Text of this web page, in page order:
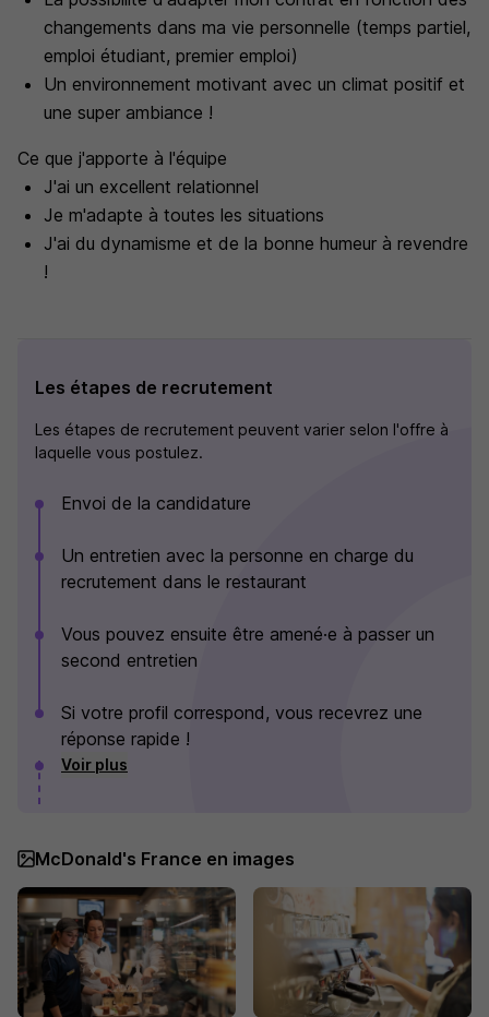
changements dans ma vie personnelle (temps partiel,
emploi étudiant, premier emploi)
Un environnement motivant avec un climat positif et
une super ambiance !
Ce que j'apporte à l'équipe
J'ai un excellent relationnel
Je m'adapte à toutes les situations
J'ai du dynamisme et de la bonne humeur à revendre
!
Les étapes de recrutement
Les étapes de recrutement peuvent varier selon l'offre à
laquelle vous postulez.
Envoi de la candidature
Un entretien avec la personne en charge du
recrutement dans le restaurant
Vous pouvez ensuite être amené·e à passer un
second entretien
Si votre profil correspond, vous recevrez une
réponse rapide !
Voir plus
McDonald's France en images